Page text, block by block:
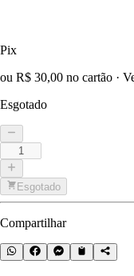
Pix
ou R$ 30,00 no cartão ·
Esgotado
Esgotado
Compartilhar